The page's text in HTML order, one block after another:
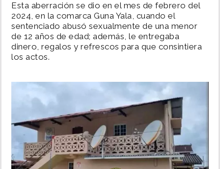
POLÍTICA
SHOW
INSÓLITAS
MULTIMEDIA
Esta aberración se dio en el mes de febrero del
2024, en la comarca Guna Yala, cuando el
sentenciado abusó sexualmente de una menor
de 12 años de edad; además, le entregaba
dinero, regalos y refrescos para que consintiera
los actos.